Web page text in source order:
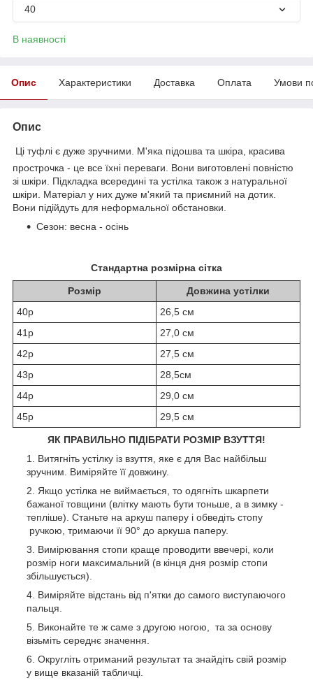
40
В наявності
Опис Характеристики Доставка Оплата Умови
Опис
Ці туфлі є дуже зручними. М'яка підошва та шкіра, красива
прострочка - це все їхні переваги. Вони виготовлені повністю
зі шкіри. Підкладка всередині та устілка також з натуральної
шкіри. Матеріал у них дуже м'який та приємний на дотик.
Вони підійдуть для неформальної обстановки.
Сезон: весна - осінь
Стандартна розмірна сітка
Розмір
Довжина устілки
40р
26,5 см
41р
27,0 см
42р
27,5 см
43р
28,5см
44р
29,0 см
45р
29,5 см
ЯК ПРАВИЛЬНО ПІДІБРАТИ РОЗМІР ВЗУТТЯ!
Витягніть устілку із взуття, яке є для Вас найбільш
зручним. Виміряйте її довжину.
Якщо устілка не виймається, то одягніть шкарпети
бажаної товщини (влітку мають бути тоньше, а в зимку -
тепліше). Станьте на аркуш паперу і обведіть стопу
ручкою, тримаючи її 90° до аркуша паперу.
Вимірювання стопи краще проводити ввечері, коли
розмір ноги максимальний (в кінця дня розмір стопи
збільшується).
Виміряйте відстань від п'ятки до самого виступаючого
пальця.
Виконайте те ж саме з другою ногою, та за основу
візьміть середнє значення.
Округліть отриманий результат та знайдіть свій розмір
у вище вказаній табличці.